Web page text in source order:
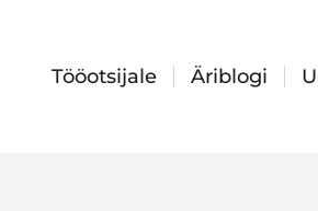
Tööotsijale Äriblogi